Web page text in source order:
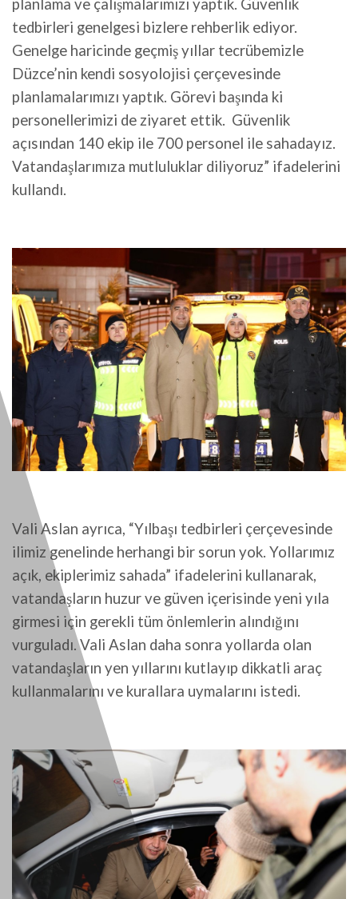
planlama ve çalışmalarımızı yaptık. Güvenlik
tedbirleri genelgesi bizlere rehberlik ediyor.
Genelge haricinde geçmiş yıllar tecrübemizle
Düzce’nin kendi sosyolojisi çerçevesinde
planlamalarımızı yaptık. Görevi başında ki
personellerimizi de ziyaret ettik. Güvenlik
açısından 140 ekip ile 700 personel ile sahadayız.
Vatandaşlarımıza mutluluklar diliyoruz” ifadelerini
kullandı.
Vali Aslan ayrıca, “Yılbaşı tedbirleri çerçevesinde
ilimiz genelinde herhangi bir sorun yok. Yollarımız
açık, ekiplerimiz sahada” ifadelerini kullanarak,
vatandaşların huzur ve güven içerisinde yeni yıla
girmesi için gerekli tüm önlemlerin alındığını
vurguladı. Vali Aslan daha sonra yollarda olan
vatandaşların yen yıllarını kutlayıp dikkatli araç
kullanmalarını ve kurallara uymalarını istedi.